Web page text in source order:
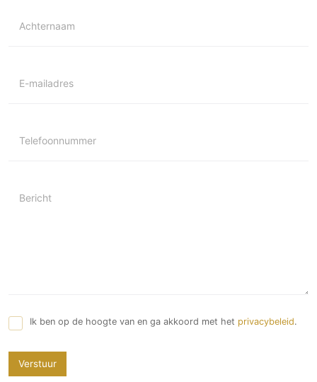
Achternaam
E-mailadres
Telefoonnummer
Bericht
Ik ben op de hoogte van en ga akkoord met het privacybeleid.
Verstuur